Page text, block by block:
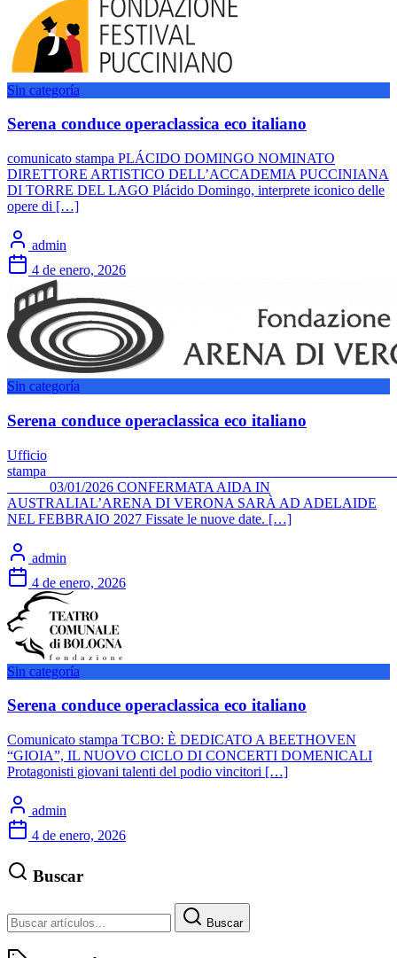
Sin categoría
Serena conduce operaclassica eco italiano
comunicato stampa PLÁCIDO DOMINGO NOMINATO
DIRETTORE ARTISTICO DELL’ACCADEMIA PUCCINIANA
DI TORRE DEL LAGO Plácido Domingo, interprete iconico delle
opere di […]
admin
4 de enero, 2026
Sin categoría
Serena conduce operaclassica eco italiano
Ufficio
03/01/2026 CONFERMATA AIDA IN
AUSTRALIAL’ARENA DI VERONA SARÀ AD ADELAIDE
NEL FEBBRAIO 2027 Fissate le nuove date. […]
admin
4 de enero, 2026
Sin categoría
Serena conduce operaclassica eco italiano
Comunicato stampa TCBO: È DEDICATO A BEETHOVEN
“GIOIA”, IL NUOVO CICLO DI CONCERTI DOMENICALI
Protagonisti giovani talenti del podio vincitori […]
admin
4 de enero, 2026
Buscar
Buscar